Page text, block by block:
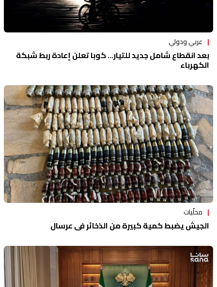
عربي ودولي
بعد انقطاع شامل جديد للتيار... كوبا تعلن إعادة ربط شبكة
الكهرباء
محلّيات
الجيش يضبط كمية كبيرة من الذخائر في عرسال